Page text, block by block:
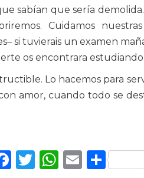
sabían que sería
Cuidamos
si tuvierais un examen
os encontrara estudiando.
Lo hacemos para
amor, cuando todo se
Facebook
TwitterEmail